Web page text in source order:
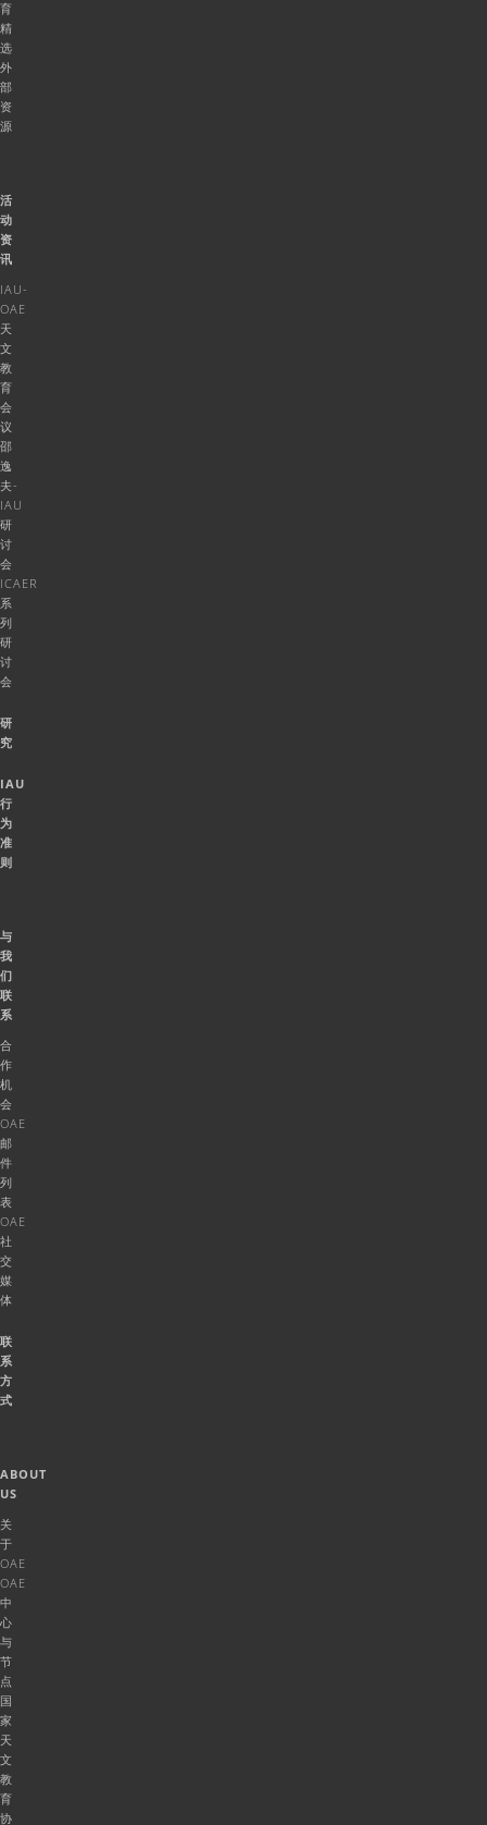
育
精
选
外
部
资
源
活
动
资
讯
IAU-
OAE
天
文
教
育
会
议
邵
逸
夫-
IAU
研
讨
会
ICAER
系
列
研
讨
会
研
究
IAU
行
为
准
则
与
我
们
联
系
合
作
机
会
OAE
邮
件
列
表
OAE
社
交
媒
体
联
系
方
式
ABOUT
US
关
于
OAE
OAE
中
心
与
节
点
国
家
天
文
教
育
协